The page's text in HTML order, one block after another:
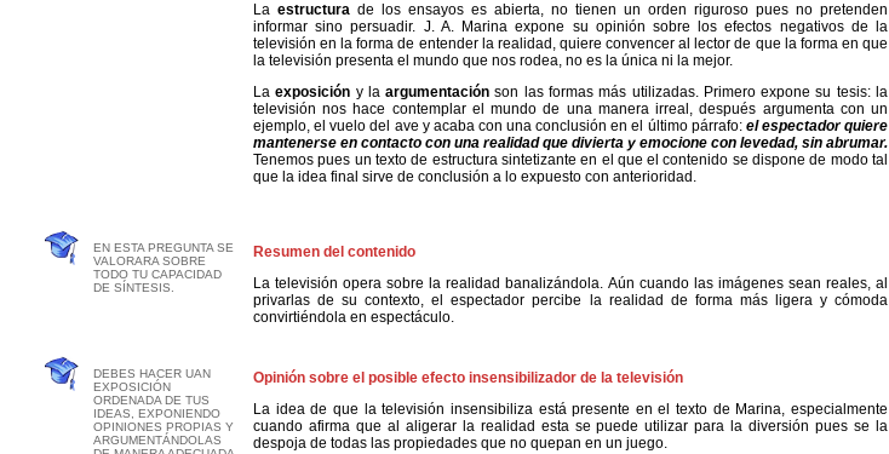
La estructura de los ensayos es abierta, no tienen un orden riguroso pues no pretenden
informar sino persuadir. J. A. Marina expone su opinión sobre los efectos negativos de la
televisión en la forma de entender la realidad, quiere convencer al lector de que la forma en que
la televisión presenta el mundo que nos rodea, no es la única ni la mejor.
Laexposición y laargumentación son las formas más utilizadas. Primero expone su tesis: la
televisión nos hace contemplar el mundo de una manera irreal, después argumenta con un
ejemplo, el vuelo del ave y acaba con una conclusión en el último párrafo: el espectador quiere
mantenerse en contacto con una realidad que divierta y emocione con levedad, sin abrumar.
Tenemos pues un texto de estructura sintetizante en el que el contenido se dispone de modo tal
que la idea final sirve de conclusión a lo expuesto con anterioridad.
EN ESTA PREGUNTA SE
VALORARA SOBRE
TODO TU CAPACIDAD
DE SÍNTESIS.
Resumen del contenido
La televisión opera sobre la realidad banalizándola. Aún cuando las imágenes sean reales, al
privarlas de su contexto, el espectador percibe la realidad de forma más ligera y cómoda
convirtiéndola en espectáculo.
DEBES HACER UAN
EXPOSICIÓN
ORDENADA DE TUS
IDEAS, EXPONIENDO
OPINIONES PROPIAS Y
ARGUMENTÁNDOLAS
Opinión sobre el posible efecto insensibilizador de la televisión
La idea de que la televisión insensibiliza está presente en el texto de Marina, especialmente
cuando afirma que al aligerar la realidad esta se puede utilizar para la diversión pues se la
despoja de todas las propiedades que no quepan en un juego.